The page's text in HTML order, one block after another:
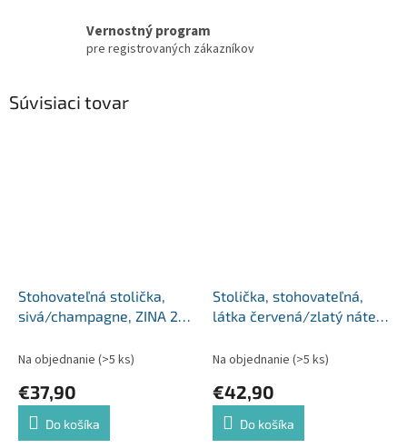
Vernostný program
pre registrovaných zákazníkov
Súvisiaci tovar
Stohovateľná stolička,
sivá/champagne, ZINA 2
Na objednanie (>5 ks)
€37,90
Do košíka
Stolička, stohovateľná,
látka červená/zlatý náter,
Na objednanie (>5 ks)
€42,90
Do košíka